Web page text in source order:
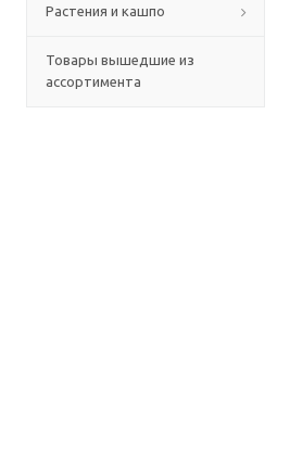
Растения и кашпо
Товары вышедшие из
ассортимента